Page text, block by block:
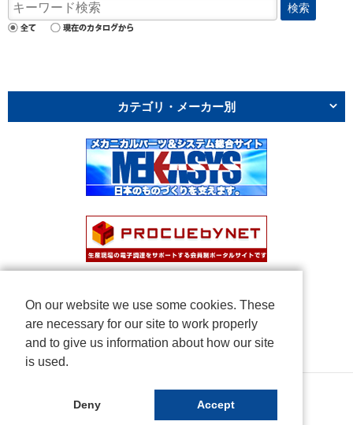
検索
カテゴリ・メーカー別
On our website we use some cookies. These
are necessary for our site to work properly
and to give us information about how our site
is used.
Deny Accept